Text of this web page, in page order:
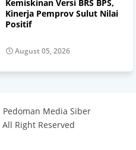
Kemiskinan Versi BRS BPS,
Kinerja Pemprov Sulut Nilai
Positif
August 05, 2026
Pedoman Media Siber
All Right Reserved